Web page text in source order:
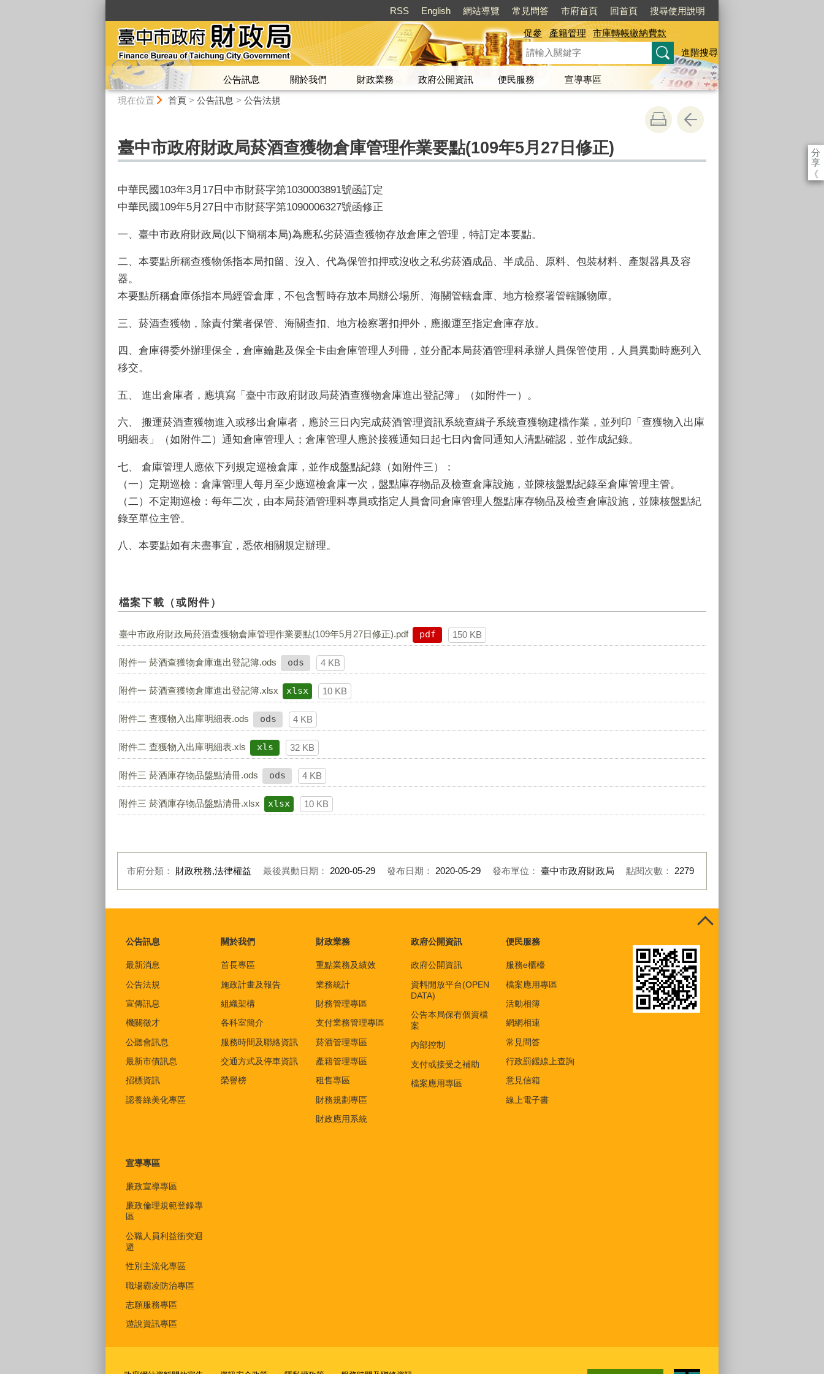
RSS English 網站導覽 常見問答 市府首頁 回首頁 搜尋使用說明
促參 產籍管理
市庫轉帳繳納費款
進階搜尋
公告訊息 關於我們 財政業務 政府公開資訊 便民服務
宣導專區
現在位置 首頁> 公告訊息 > 公告法規
分
享
《
臺中市政府財政局菸酒查獲物倉庫管理作業要點(109年5月27日修正)
中華民國103年3月17日中市財菸字第1030003891號函訂定
中華民國109年5月27日中市財菸字第1090006327號函修正
一、臺中市政府財政局(以下簡稱本局)為應私劣菸酒查獲物存放倉庫之管理，特訂定本要點。
二、本要點所稱查獲物係指本局扣留、沒入、代為保管扣押或沒收之私劣菸酒成品、半成品、原料、包裝材料、產製器具及容
器。
本要點所稱倉庫係指本局經管倉庫，不包含暫時存放本局辦公場所、海關管轄倉庫、地方檢察署管轄贓物庫。
三、菸酒查獲物，除責付業者保管、海關查扣、地方檢察署扣押外，應搬運至指定倉庫存放。
四、倉庫得委外辦理保全，倉庫鑰匙及保全卡由倉庫管理人列冊，並分配本局菸酒管理科承辦人員保管使用，人員異動時應列入
移交。
五、 進出倉庫者，應填寫「臺中市政府財政局菸酒查獲物倉庫進出登記簿」（如附件一）。
六、 搬運菸酒查獲物進入或移出倉庫者，應於三日內完成菸酒管理資訊系統查緝子系統查獲物建檔作業，並列印「查獲物入出庫
明細表」（如附件二）通知倉庫管理人；倉庫管理人應於接獲通知日起七日內會同通知人清點確認，並作成紀錄。
七、 倉庫管理人應依下列規定巡檢倉庫，並作成盤點紀錄（如附件三）：
（一）定期巡檢：倉庫管理人每月至少應巡檢倉庫一次，盤點庫存物品及檢查倉庫設施，並陳核盤點紀錄至倉庫管理主管。
（二）不定期巡檢：每年二次，由本局菸酒管理科專員或指定人員會同倉庫管理人盤點庫存物品及檢查倉庫設施，並陳核盤點紀
錄至單位主管。
八、本要點如有未盡事宜，悉依相關規定辦理。
檔案下載（或附件）
臺中市政府財政局菸酒查獲物倉庫管理作業要點(109年5月27日修正).pdf pdf 150 KB
附件一 菸酒查獲物倉庫進出登記簿.ods ods 4 KB
附件一 菸酒查獲物倉庫進出登記簿.xlsx xlsx 10 KB
附件二 查獲物入出庫明細表.ods ods 4 KB
附件二 查獲物入出庫明細表.xls xls 32 KB
附件三 菸酒庫存物品盤點清冊.ods ods 4 KB
附件三 菸酒庫存物品盤點清冊.xlsx xlsx 10 KB
市府分類： 財政稅務,法律權益 最後異動日期： 2020-05-29 發布日期： 2020-05-29 發布單位： 臺中市政府財政局 點閱次數： 2279
公告訊息
最新消息
公告法規
宣傳訊息
機關徵才
公聽會訊息
最新市債訊息
招標資訊
認養綠美化專區
關於我們
首長專區
施政計畫及報告
組織架構
各科室簡介
服務時間及聯絡資訊
交通方式及停車資訊
榮譽榜
財政業務
重點業務及績效
業務統計
財務管理專區
支付業務管理專區
菸酒管理專區
產籍管理專區
租售專區
財務規劃專區
財政應用系統
政府公開資訊
政府公開資訊
資料開放平台(OPEN
DATA)
公告本局保有個資檔
案
內部控制
支付或接受之補助
檔案應用專區
便民服務
服務e櫃檯
檔案應用專區
活動相簿
網網相連
常見問答
行政罰鍰線上查詢
意見信箱
線上電子書
宣導專區
廉政宣導專區
廉政倫理規範登錄專
區
公職人員利益衝突迴
避
性別主流化專區
職場霸凌防治專區
志願服務專區
遊說資訊專區